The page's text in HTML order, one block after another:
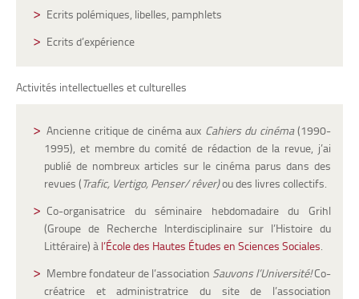
Ecrits polémiques, libelles, pamphlets
Ecrits d’expérience
Activités intellectuelles et culturelles
Ancienne critique de cinéma aux Cahiers du cinéma(1990-
1995), et membre du comité de rédaction de la revue, j’ai
publié de nombreux articles sur le cinéma parus dans des
revues (Trafic, Vertigo, Penser/ rêver)ou des livres collectifs.
Co-organisatrice du séminaire hebdomadaire du Grihl
(Groupe de Recherche Interdisciplinaire sur l’Histoire du
Littéraire) à l’École des Hautes Études en Sciences Sociales
Membre fondateur de l’association Sauvons l’Université!Co-
créatrice et administratrice du site de l’association